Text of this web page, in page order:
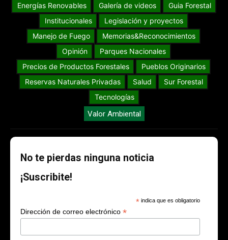
Energías Renovables
Galería de videos
Guia Forestal
Institucionales
Legislación y proyectos
Manejo de Fuego
Memorias&Reconocimientos
Opinión
Parques Nacionales
Precios de Productos Forestales
Pueblos Originarios
Reservas Naturales Privadas
Salud
Sur Forestal
Tecnologías
Valor Ambiental
No te pierdas ninguna noticia
¡Suscribite!
* indica que es obligatorio
Dirección de correo electrónico *